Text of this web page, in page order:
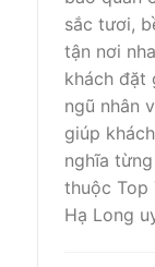
sắc tươi,
tận nơi
khách đặt
ngũ nhân
giúp
nghĩa
thuộc Top
Hạ Long